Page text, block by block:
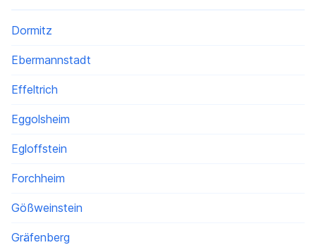
Dormitz
Ebermannstadt
Effeltrich
Eggolsheim
Egloffstein
Forchheim
Gößweinstein
Gräfenberg